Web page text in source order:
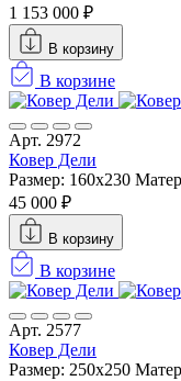
1 153 000 ₽
В корзину
В корзине
Арт. 2972
Ковер Дели
Размер: 160х230
45 000 ₽
В корзину
В корзине
Арт. 2577
Ковер Дели
Размер: 250x250